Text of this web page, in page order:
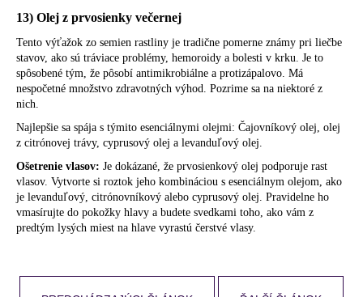
13) Olej z prvosienky večernej
Tento výťažok zo semien rastliny je tradične pomerne známy pri liečbe
stavov, ako sú tráviace problémy, hemoroidy a bolesti v krku. Je to
spôsobené tým, že pôsobí antimikrobiálne a protizápalovo. Má
nespočetné množstvo zdravotných výhod. Pozrime sa na niektoré z
nich.
Najlepšie sa spája s týmito esenciálnymi olejmi: Čajovníkový olej, olej
z citrónovej trávy, cyprusový olej a levanduľový olej.
Ošetrenie vlasov: Je dokázané, že prvosienkový olej podporuje rast
vlasov. Vytvorte si roztok jeho kombináciou s esenciálnym olejom, ako
je levanduľový, citrónovníkový alebo cyprusový olej. Pravidelne ho
vmasírujte do pokožky hlavy a budete svedkami toho, ako vám z
predtým lysých miest na hlave vyrastú čerstvé vlasy.